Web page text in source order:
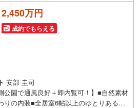
お任せください！ご相談はお気軽に♪
間帯も、お客様のご都合に可能な限りおこ
2,450万円
成約でもらえる
安部 圭司
公園で通風良好＋即内覧可！】■自然素材
りの内装■全居室6帖以上のゆとりある4L